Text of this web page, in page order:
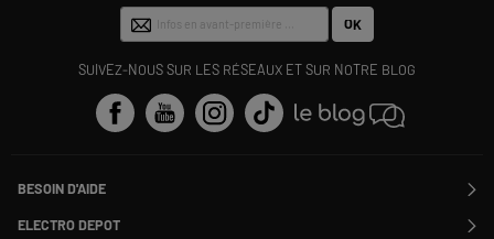
OK
SUIVEZ-NOUS SUR LES RÉSEAUX ET SUR NOTRE BLOG
BESOIN D'AIDE
Suivre ma commande
ELECTRO DEPOT